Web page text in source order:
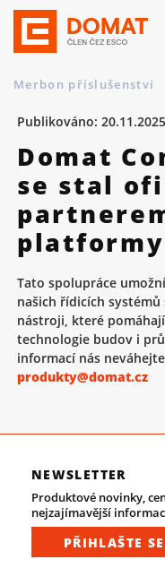
Merbon příslušenství
Publikováno: 20.11.2025
Domat
se stal
platformy
Tato spolupráce
našich řídicích
nástroji, které
technologie budov i
informací nás
produkty@domat.cz
NEWSLETTER
Produktové novinky,
nejzajímavější
PŘIHLAŠTE